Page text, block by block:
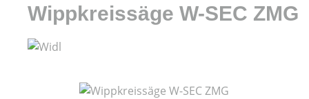
Wippkreissäge W-SEC ZMG
Bildergalerie überspringen